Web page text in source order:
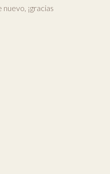
¡gracias